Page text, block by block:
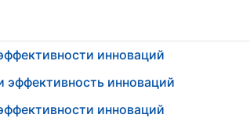
инноваций
эффективность инноваций
инноваций